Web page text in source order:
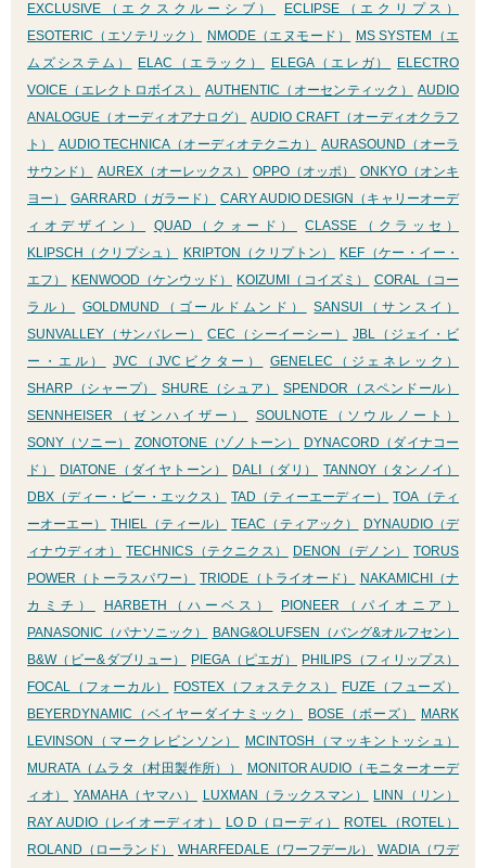
EXCLUSIVE（エクスクルーシブ）
ECLIPSE（エクリプス）
ESOTERIC（エソテリック）
NMODE（エヌモード）
MS SYSTEM（エ
ムズシステム）
ELAC（エラック） ELEGA（エレガ）
ELECTRO
VOICE（エレクトロボイス）
AUTHENTIC（オーセンティック）
AUDIO
ANALOGUE（オーディオアナログ）
AUDIO CRAFT（オーディオクラフ
ト）
AUDIO TECHNICA（オーディオテクニカ）
AURASOUND（オーラ
サウンド）
AUREX（オーレックス） OPPO（オッポ）
ONKYO（オンキ
ヨー）
GARRARD（ガラード）
CARY AUDIO DESIGN（キャリーオーデ
ィオデザイン）
QUAD（クォード）
CLASSE（クラッセ）
KLIPSCH（クリプシュ）
KRIPTON（クリプトン）
KEF（ケー・イー・
エフ）
KENWOOD（ケンウッド） KOIZUMI（コイズミ）
CORAL（コー
ラル）
GOLDMUND（ゴールドムンド）
SANSUI（サンスイ）
SUNVALLEY（サンバレー）
CEC（シーイーシー）
JBL（ジェイ・ビ
ー・エル）
JVC（JVCビクター）
GENELEC（ジェネレック）
SHARP（シャープ）
SHURE（シュア）
SPENDOR（スペンドール）
SENNHEISER（ゼンハイザー）
SOULNOTE（ソウルノート）
SONY（ソニー）
ZONOTONE（ゾノトーン）
DYNACORD（ダイナコー
ド）
DIATONE（ダイヤトーン） DALI（ダリ）
TANNOY（タンノイ）
DBX（ディー・ビー・エックス）
TAD（ティーエーディー）
TOA（ティ
ーオーエー）
THIEL（ティール） TEAC（ティアック）
DYNAUDIO（デ
ィナウディオ）
TECHNICS（テクニクス） DENON（デノン）
TORUS
POWER（トーラスパワー）
TRIODE（トライオード）
NAKAMICHI（ナ
カミチ）
HARBETH（ハーベス）
PIONEER（パイオニア）
PANASONIC（パナソニック）
BANG&OLUFSEN（バング&オルフセン）
B&W（ビー&ダブリュー）
PIEGA（ピエガ）
PHILIPS（フィリップス）
FOCAL（フォーカル）
FOSTEX（フォステクス）
FUZE（フューズ）
BEYERDYNAMIC（ベイヤーダイナミック）
BOSE（ボーズ）
MARK
LEVINSON（マークレビンソン）
MCINTOSH（マッキントッシュ）
MURATA（ムラタ（村田製作所））
MONITOR AUDIO（モニターオーデ
ィオ）
YAMAHA（ヤマハ） LUXMAN（ラックスマン）
LINN（リン）
RAY AUDIO（レイオーディオ）
LO D（ローディ）
ROTEL（ROTEL）
ROLAND（ローランド）
WHARFEDALE（ワーフデール）
WADIA（ワデ